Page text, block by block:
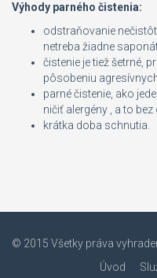
Výhody parného čistenia:
odstraňovanie
netreba žiadne
čistenie je tiež šetrné,
pôsobeniu
parné čistenie, ako
ničiť alergény , a to
krátka doba schnutia.
© 2015 Všetky práva
Úvod